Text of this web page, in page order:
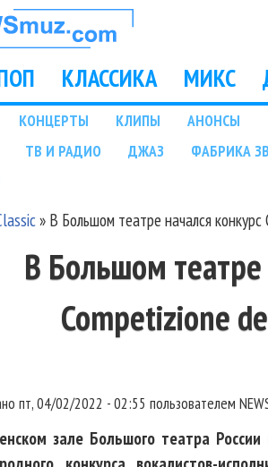
И
КЛАССИКА МИКС
КОНЦЕРТЫ КЛИПЫ АНОНСЫ
ТВ И РАДИО ДЖАЗ ФАБРИКА
» В Большом театре начался
В Большом театре
Competizione
пт, 04/02/2022 - 02:55 пользователем
зале Большого театра